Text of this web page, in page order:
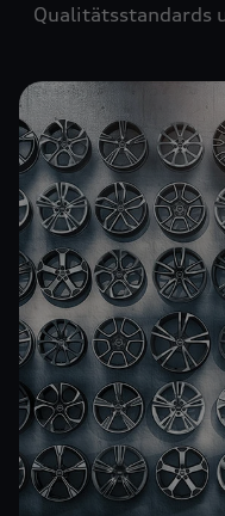
Qualitätsstandards